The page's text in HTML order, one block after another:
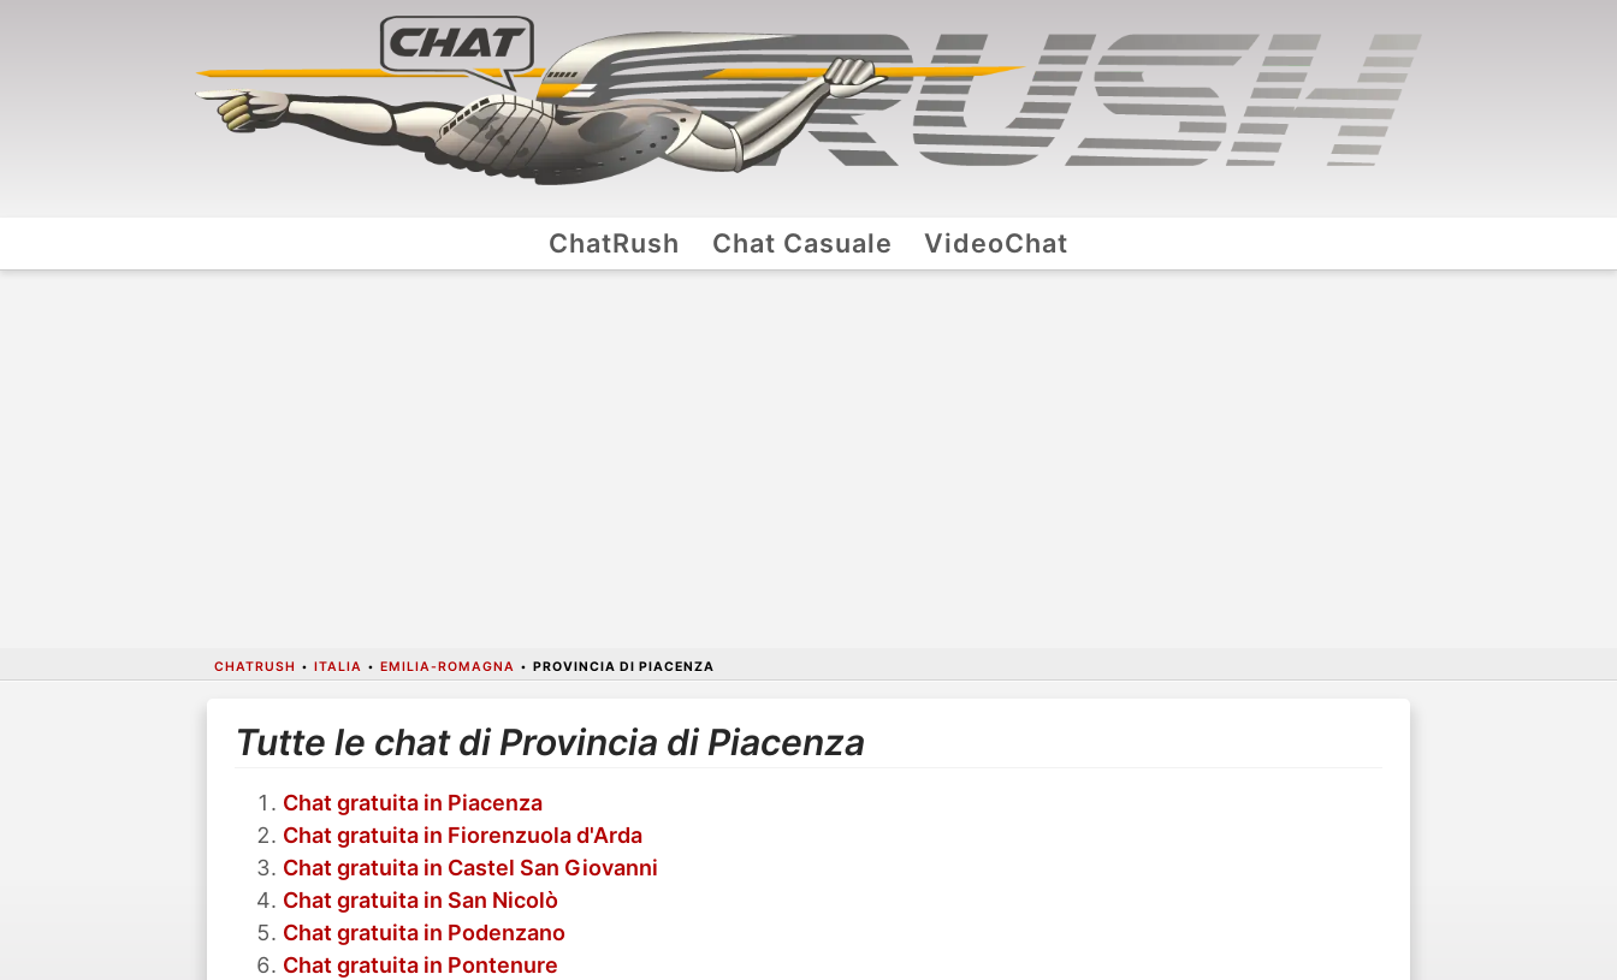
ChatRush Chat Casuale VideoChat
CHATRUSH • ITALIA • EMILIA-ROMAGNA • PROVINCIA DI PIACENZA
Tutte le chat di Provincia di Piacenza
Chat gratuita in Piacenza
Chat gratuita in Fiorenzuola d'Arda
Chat gratuita in Castel San Giovanni
Chat gratuita in San Nicolò
Chat gratuita in Podenzano
Chat gratuita in Pontenure